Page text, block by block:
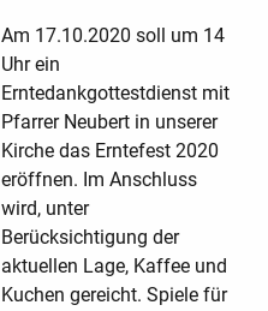
Am 17.10.2020 soll um 14
Uhr ein
Erntedankgottestdienst mit
Pfarrer Neubert in unserer
Kirche das Erntefest 2020
eröffnen. Im Anschluss
wird, unter
Berücksichtigung der
aktuellen Lage, Kaffee und
Kuchen gereicht. Spiele für